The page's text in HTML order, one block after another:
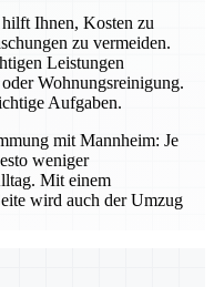
Ihnen, Kosten zu
zu vermeiden.
Leistungen
Wohnungsreinigung.
Aufgaben.
mit Mannheim: Je
weniger
Mit einem
wird auch der Umzug